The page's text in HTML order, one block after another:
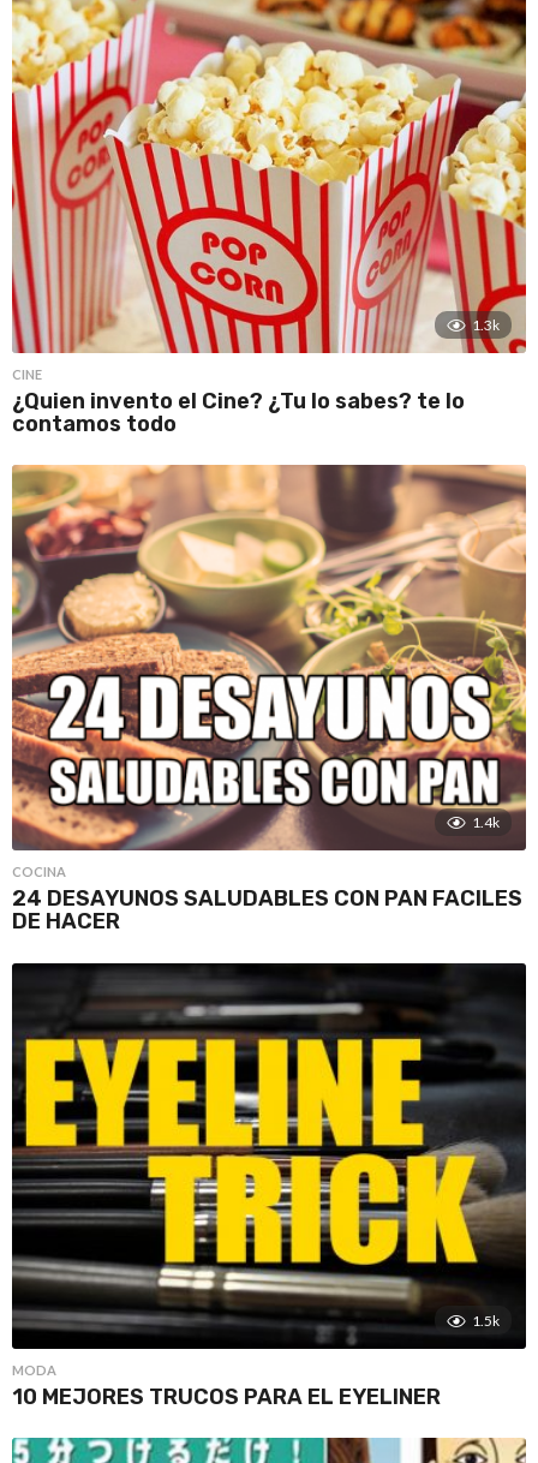
1.3k
CINE
¿Quien invento el Cine? ¿Tu lo sabes? te lo
contamos todo
1.4k
COCINA
24 DESAYUNOS SALUDABLES CON PAN FACILES
DE HACER
1.5k
MODA
10 MEJORES TRUCOS PARA EL EYELINER